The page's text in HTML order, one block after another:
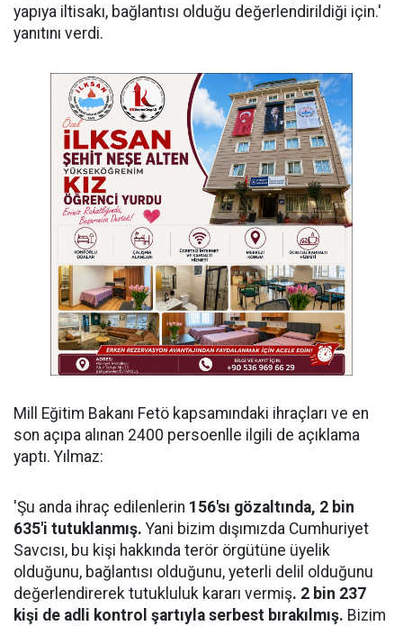
yapıya iltisakı, bağlantısı olduğu değerlendirildiği için.'
yanıtını verdi.
Mill Eğitim Bakanı Fetö kapsamındaki ihraçları ve en
son açıpa alınan 2400 persoenlle ilgili de açıklama
yaptı. Yılmaz:
'Şu anda ihraç edilenlerin 156'sı gözaltında, 2 bin
635'i tutuklanmış. Yani bizim dışımızda Cumhuriyet
Savcısı, bu kişi hakkında terör örgütüne üyelik
olduğunu, bağlantısı olduğunu, yeterli delil olduğunu
değerlendirerek tutukluluk kararı vermiş. 2 bin 237
kişi de adli kontrol şartıyla serbest bırakılmış. Bizim